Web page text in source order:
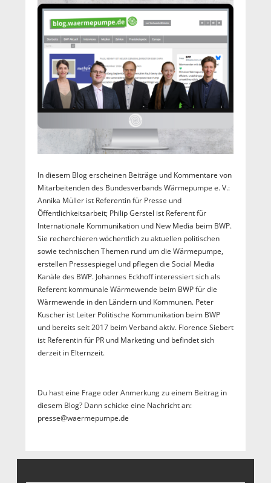
In diesem Blog erscheinen Beiträge und Kommentare von
Mitarbeitenden des Bundesverbands Wärmepumpe e. V.:
Annika Müller ist Referentin für Presse und
Öffentlichkeitsarbeit; Philip Gerstel ist Referent für
Internationale Kommunikation und New Media beim BWP.
Sie recherchieren wöchentlich zu aktuellen politischen
sowie technischen Themen rund um die Wärmepumpe,
erstellen Pressespiegel und pflegen die Social Media
Kanäle des BWP. Johannes Eckhoff interessiert sich als
Referent kommunale Wärmewende beim BWP für die
Wärmewende in den Ländern und Kommunen. Peter
Kuscher ist Leiter Politische Kommunikation beim BWP
und bereits seit 2017 beim Verband aktiv. Florence Siebert
ist Referentin für PR und Marketing und befindet sich
derzeit in Elternzeit.
Du hast eine Frage oder Anmerkung zu einem Beitrag in
diesem Blog? Dann schicke eine Nachricht an:
presse@waermepumpe.de